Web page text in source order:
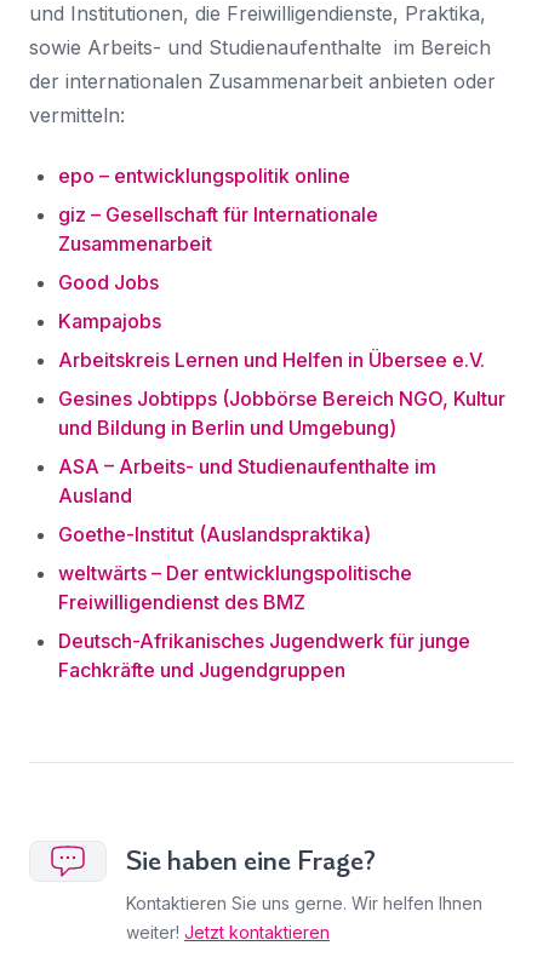
und Institutionen, die Freiwilligendienste, Praktika,
sowie Arbeits- und Studienaufenthalte im Bereich
der internationalen Zusammenarbeit anbieten oder
vermitteln:
epo – entwicklungspolitik online
giz – Gesellschaft für Internationale
Zusammenarbeit
Good Jobs
Kampajobs
Arbeitskreis Lernen und Helfen in Übersee e.V.
Gesines Jobtipps (Jobbörse Bereich NGO, Kultur
und Bildung in Berlin und Umgebung)
ASA – Arbeits- und Studienaufenthalte im
Ausland
Goethe-Institut (Auslandspraktika)
weltwärts – Der entwicklungspolitische
Freiwilligendienst des BMZ
Deutsch-Afrikanisches Jugendwerk für junge
Fachkräfte und Jugendgruppen
Sie haben eine Frage?
Kontaktieren Sie uns gerne. Wir helfen Ihnen
weiter! Jetzt kontaktieren